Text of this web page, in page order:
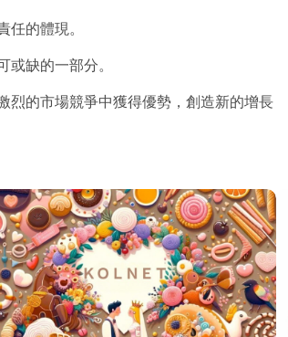
的體現。
缺的一部分。
烈的市場競爭中獲得優勢，創造新的增長